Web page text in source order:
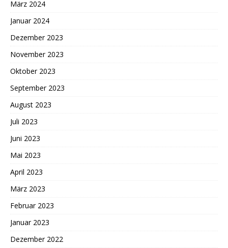
März 2024
Januar 2024
Dezember 2023
November 2023
Oktober 2023
September 2023
August 2023
Juli 2023
Juni 2023
Mai 2023
April 2023
März 2023
Februar 2023
Januar 2023
Dezember 2022